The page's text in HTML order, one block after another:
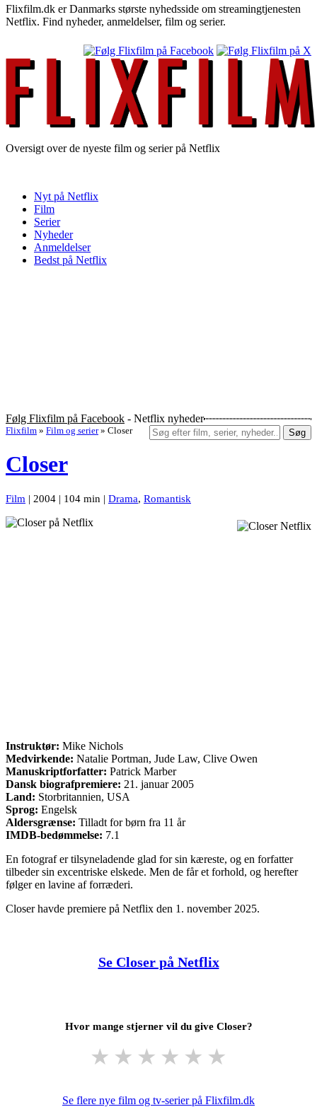
Flixfilm.dk er Danmarks største nyhedsside om streamingtjenesten
Netflix. Find nyheder, anmeldelser, film og serier.
Oversigt over de nyeste film og serier på Netflix
Nyt på Netflix
Film
Serier
Nyheder
Anmeldelser
Bedst på Netflix
Følg Flixfilm på Facebook - Netflix nyheder
Søg
Flixfilm » Film og serier » Closer
Closer
Film | 2004 | 104 min | Drama, Romantisk
Instruktør: Mike Nichols
Medvirkende: Natalie Portman, Jude Law, Clive Owen
Manuskriptforfatter: Patrick Marber
Dansk biografpremiere: 21. januar 2005
Land: Storbritannien, USA
Sprog: Engelsk
Aldersgrænse: Tilladt for børn fra 11 år
IMDB-bedømmelse: 7.1
En fotograf er tilsyneladende glad for sin kæreste, og en forfatter
tilbeder sin excentriske elskede. Men de får et forhold, og herefter
følger en lavine af forræderi.
Closer havde premiere på Netflix den 1. november 2025.
Se Closer på Netflix
Hvor mange stjerner vil du give Closer?
★ ★ ★ ★ ★ ★
Se flere nye film og tv-serier på Flixfilm.dk